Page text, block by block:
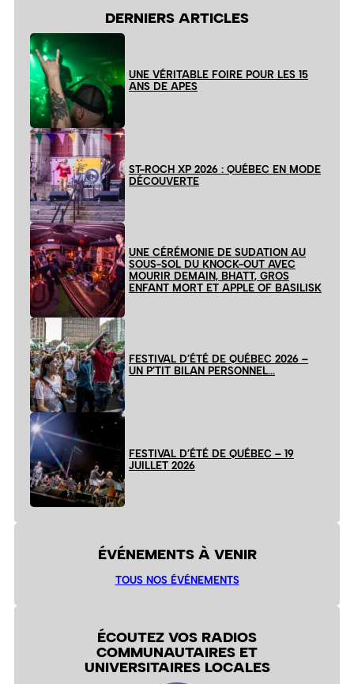
DERNIERS ARTICLES
UNE VÉRITABLE FOIRE POUR LES 15
ANS DE APES
ST-ROCH XP 2026 : QUÉBEC EN MODE
DÉCOUVERTE
UNE CÉRÉMONIE DE SUDATION AU
SOUS-SOL DU KNOCK-OUT AVEC
MOURIR DEMAIN, BHATT, GROS
ENFANT MORT ET APPLE OF BASILISK
FESTIVAL D’ÉTÉ DE QUÉBEC 2026 –
UN P’TIT BILAN PERSONNEL…
FESTIVAL D’ÉTÉ DE QUÉBEC – 19
JUILLET 2026
ÉVÉNEMENTS À VENIR
TOUS NOS ÉVÉNEMENTS
ÉCOUTEZ VOS RADIOS
COMMUNAUTAIRES ET
UNIVERSITAIRES LOCALES